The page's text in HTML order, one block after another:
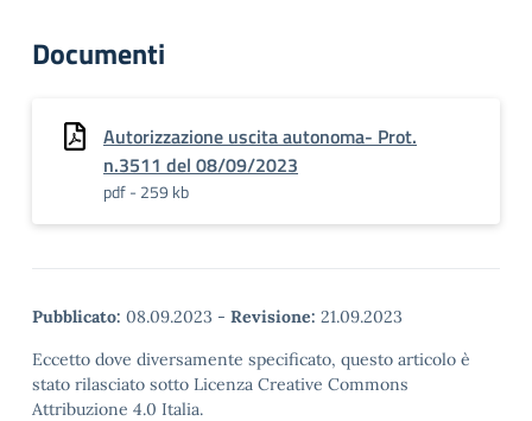
Documenti
Autorizzazione uscita autonoma- Prot.
n.3511 del 08/09/2023
pdf - 259 kb
Pubblicato: 08.09.2023 - Revisione: 21.09.2023
Eccetto dove diversamente specificato, questo articolo è
stato rilasciato sotto Licenza Creative Commons
Attribuzione 4.0 Italia.